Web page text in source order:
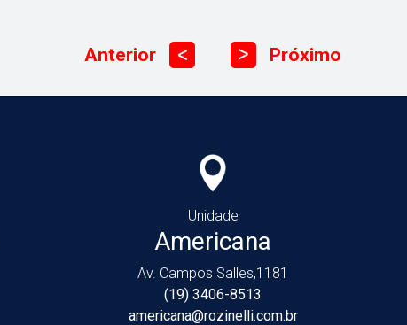
Anterior ᐳ ᐳ Próximo
Unidade
Americana
Av. Campos Salles,1181
(19) 3406-8513
americana@rozinelli.com.br